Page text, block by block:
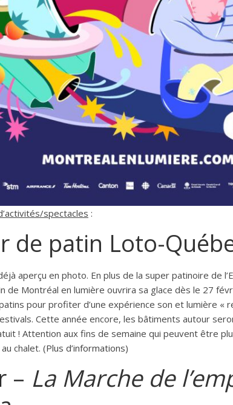
spectacles :
de patin Loto-
aperçu en photo. En plus de la super patinoire de
de Montréal en lumière ouvrira sa glace dès le 27
pour profiter d’une expérience son et lumière «
Cette année encore, les bâtiments autour
! Attention aux fins de semaine qui peuvent être
chalet. (Plus d’informations)
– La Marche de